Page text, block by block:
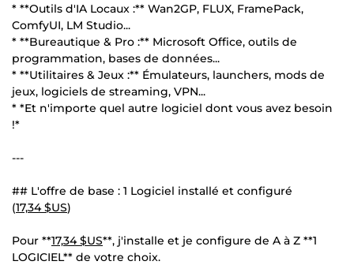
* **Outils d'IA Locaux :** Wan2GP, FLUX, FramePack,
ComfyUI, LM Studio...
* **Bureautique & Pro :** Microsoft Office, outils de
programmation, bases de données...
* **Utilitaires & Jeux :** Émulateurs, launchers, mods de
jeux, logiciels de streaming, VPN...
* *Et n'importe quel autre logiciel dont vous avez besoin
!*
---
## L'offre de base : 1 Logiciel installé et configuré
(17,34 $US)
Pour **17,34 $US**, j'installe et je configure de A à Z **1
LOGICIEL** de votre choix.